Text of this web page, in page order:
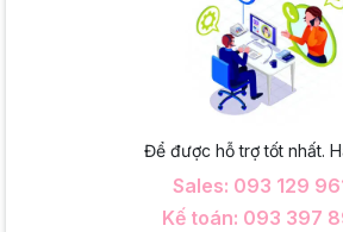
Để được hỗ trợ tốt nhất.
Sales: 093 129
Kế toán: 093 397